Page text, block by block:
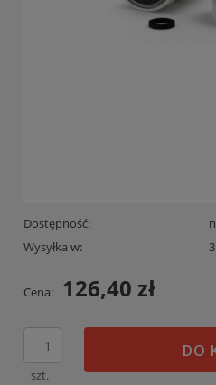
Dostępność:
Wysyłka w:
Cena: 126,40 zł
szt.
DO